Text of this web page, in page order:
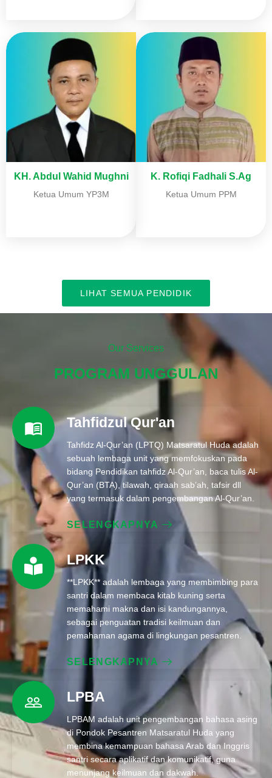
KH. Abdul Wahid Mughni
Ketua Umum YP3M
K. Rofiqi Fadhali S.Ag
Ketua Umum PPM
LIHAT SEMUA PENDIDIK
Our Services
PROGRAM UNGGULAN
Tahfidzul Qur'an
Tahfidz Al-Qur’an (LPTQ) Matsaratul Huda adalah
sebuah lembaga unit yang memfokuskan pada
bidang Pendidikan tahfidz Al-Qur’an, baca tulis Al-
Qur’an (BTA), tilawah, qiraah sab’ah, tafsir dll
yang termasuk dalam pengembangan Al-Qur’an.
SELENGKAPNYA
LPKK
**LPKK** adalah lembaga yang membimbing para
santri dalam membaca kitab kuning serta
memahami makna dan isi kandungannya,
sebagai penguatan tradisi keilmuan dan
pemahaman agama di lingkungan pesantren.
SELENGKAPNYA
LPBA
LPBAM adalah unit pengembangan bahasa asing
di Pondok Pesantren Matsaratul Huda yang
membina kemampuan bahasa Arab dan Inggris
santri secara aplikatif dan komunikatif, guna
menunjang keilmuan dan dakwah.